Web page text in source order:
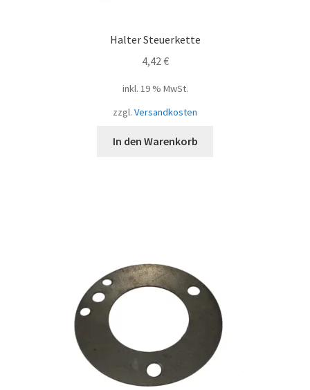
Halter Steuerkette
4,42 €
inkl. 19 % MwSt.
zzgl. Versandkosten
In den Warenkorb